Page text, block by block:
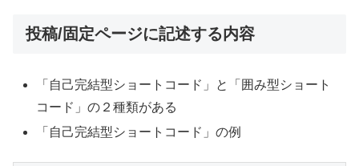
投稿/固定ページに記述する内容
「自己完結型ショートコード」と「囲み型ショート
コード」の２種類がある
「自己完結型ショートコード」の例